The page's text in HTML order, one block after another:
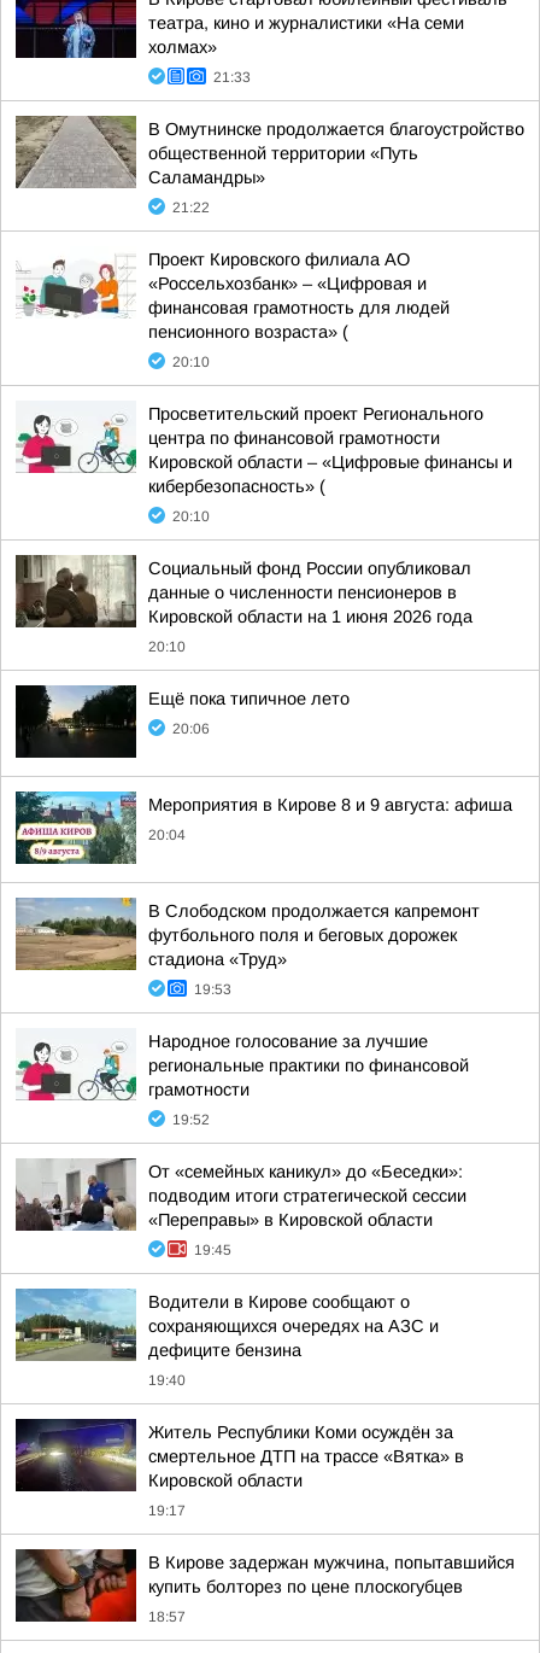
театра, кино и журналистики «На семи
холмах»
21:33
В Омутнинске продолжается благоустройство
общественной территории «Путь
Саламандры»
21:22
Проект Кировского филиала АО
«Россельхозбанк» – «Цифровая и
финансовая грамотность для людей
пенсионного возраста» (
20:10
Просветительский проект Регионального
центра по финансовой грамотности
Кировской области – «Цифровые финансы и
кибербезопасность» (
20:10
Социальный фонд России опубликовал
данные о численности пенсионеров в
Кировской области на 1 июня 2026 года
20:10
Ещё пока типичное лето
20:06
Мероприятия в Кирове 8 и 9 августа: афиша
20:04
В Слободском продолжается капремонт
футбольного поля и беговых дорожек
стадиона «Труд»
19:53
Народное голосование за лучшие
региональные практики по финансовой
грамотности
19:52
От «семейных каникул» до «Беседки»:
подводим итоги стратегической сессии
«Переправы» в Кировской области
19:45
Водители в Кирове сообщают о
сохраняющихся очередях на АЗС и
дефиците бензина
19:40
Житель Республики Коми осуждён за
смертельное ДТП на трассе «Вятка» в
Кировской области
19:17
В Кирове задержан мужчина, попытавшийся
купить болторез по цене плоскогубцев
18:57